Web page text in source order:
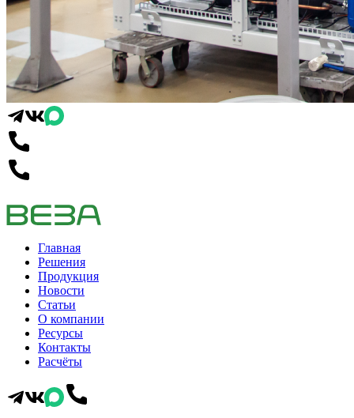
Главная
Решения
Продукция
Новости
Статьи
О компании
Ресурсы
Контакты
Расчёты